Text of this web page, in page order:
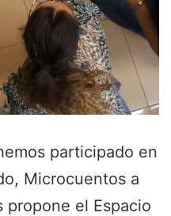
participado en
Microcuentos a
el Espacio